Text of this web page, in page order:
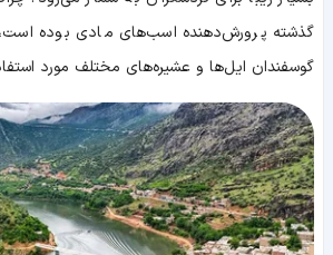
گذشته پرورش‌دهنده اسب‌های مادی بوده است،
گوسفندان ایل‌ها و عشیره‌های مختلف مورد